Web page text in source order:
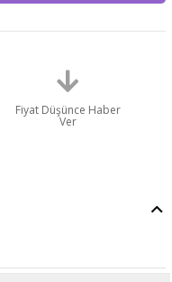
Fiyat Düşünce Haber
Ver